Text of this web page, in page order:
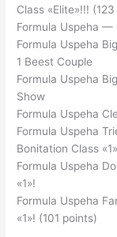
Class «Elite»!!!
Formula Uspeha —
Formula Uspeha
1 Beest Couple
Formula Uspeha
Show
Formula Uspeha
Formula Uspeha
Bonitation Class
Formula Uspeha
«1»!
Formula Uspeha
«1»! (101 points)